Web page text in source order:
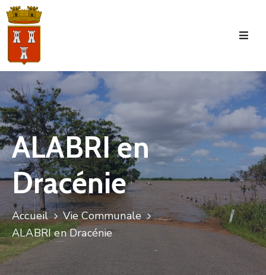
Accueil
Commune
Tourisme
Manifestations
Vie
Municipale
Services
Jeunesse
ALABRI en
Dracénie
Accueil
Vie Communale
ALABRI en Dracénie